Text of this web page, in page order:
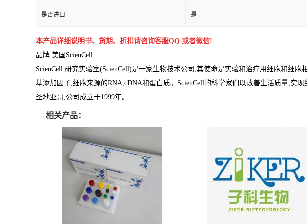
是否进口 是
本产品详细说明书、货期、折扣请咨询客服QQ 或者微信!
品牌:美国ScienCell
ScienCell 研究实验室(ScienCell)是一家生物技术公司,其使命是实验和治疗用细胞和细
基添加因子,细胞来源的RNA,cDNA和蛋白质。ScienCell的科学家们以改善生活质量,实
圣地亚哥,公司成立于1999年。
相关产品：